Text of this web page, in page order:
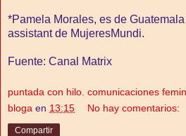
*Pamela Morales, es de
assistant de MujeresMundi.
Fuente: Canal Matrix
puntada con hilo. comunicaciones
bloga en 13:15 No hay comentarios:
Compartir